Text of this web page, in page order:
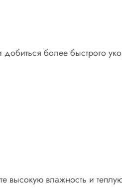
более быстрого
влажность и